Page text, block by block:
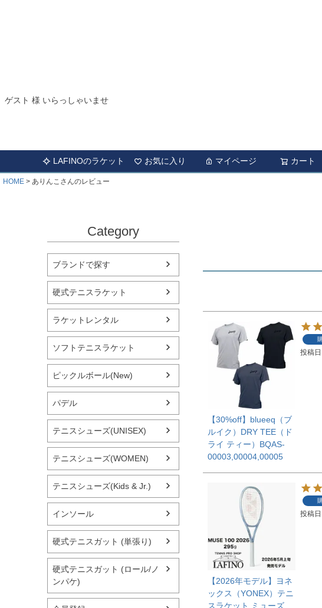
ゲスト 様 いらっしゃいませ
LAFINOのラケット お気に入り マイページ カート
HOME ありんこさんのレビュー
Category
ブランドで探す
硬式テニスラケット
ラケットレンタル
ソフトテニスラケット
ピックルボール(New)
パデル
テニスシューズ(UNISEX)
テニスシューズ(WOMEN)
テニスシューズ(Kids & Jr.)
インソール
硬式テニスガット (単張り)
硬式テニスガット (ロール/ノ
ンパケ)
【30%off】blueeq（ブ
ルイク）DRY TEE（ド
ライ ティー）BQAS-
00003,00004,00005
投稿日
【2026年モデル】ヨネ
ックス（YONEX）テニ
スラケット ミューズ
投稿日